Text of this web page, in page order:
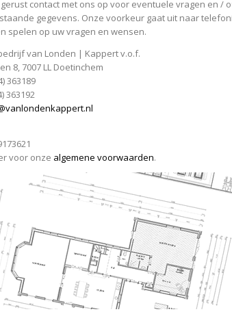
contact met ons op voor eventuele vragen en /
gegevens. Onze voorkeur gaat uit naar
spelen op uw vragen en wensen.
van Londen | Kappert v.o.f.
8, 7007 LL Doetinchem
363189
363192
voor onze algemene voorwaarden.